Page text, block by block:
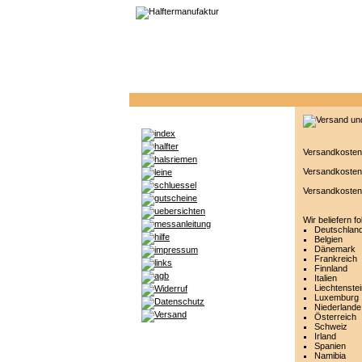
Wir beliefern
Belgien
Dänemark
Frankreich
Finnland
Italien
Luxemburg
Niederlande
Österreich
Schweiz
Irland
Spanien
Namibia